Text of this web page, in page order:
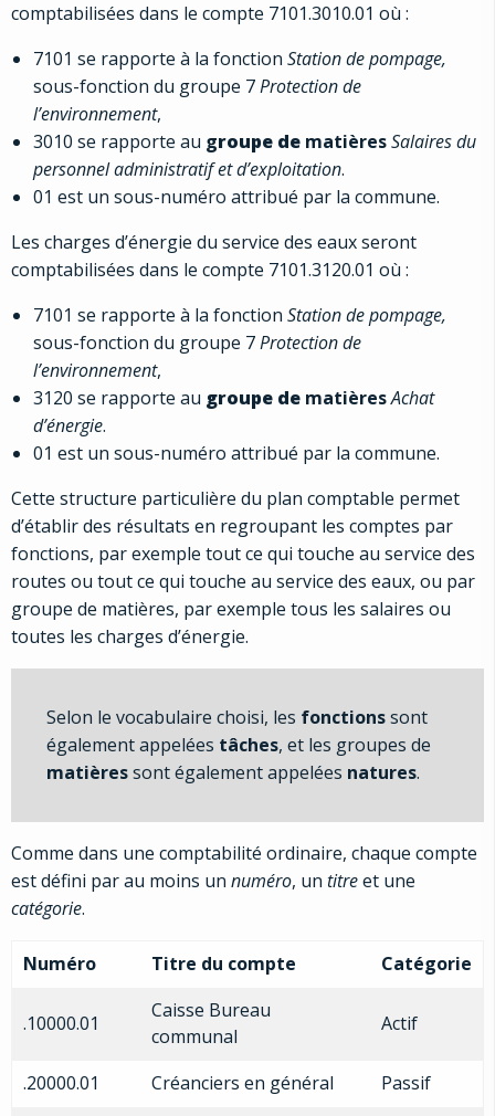
comptabilisées dans le compte 7101.3010.01 où :
7101 se rapporte à la fonction Station de pompage,
sous-fonction du groupe 7Protection de
l’environnement,
3010 se rapporte au groupe de matièresSalaires du
personnel administratif et d’exploitation.
01 est un sous-numéro attribué par la commune.
Les charges d’énergie du service des eaux seront
comptabilisées dans le compte 7101.3120.01 où :
7101 se rapporte à la fonction Station de pompage,
sous-fonction du groupe 7Protection de
l’environnement,
3120 se rapporte au groupe de matièresAchat
d’énergie.
01 est un sous-numéro attribué par la commune.
Cette structure particulière du plan comptable permet
d’établir des résultats en regroupant les comptes par
fonctions, par exemple tout ce qui touche au service des
routes ou tout ce qui touche au service des eaux, ou par
groupe de matières, par exemple tous les salaires ou
toutes les charges d’énergie.
Selon le vocabulaire choisi, les fonctionssont
également appelées tâches, et les groupes de
matièressont également appelées natures.
Comme dans une comptabilité ordinaire, chaque compte
est défini par au moins un numéro, un titreet une
catégorie.
Numéro Titre du compte Catégorie
.10000.01
Caisse Bureau
communal
Actif
.20000.01 Créanciers en général Passif